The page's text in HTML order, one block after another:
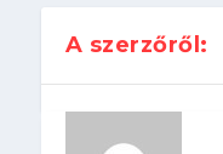
A szerzőről: